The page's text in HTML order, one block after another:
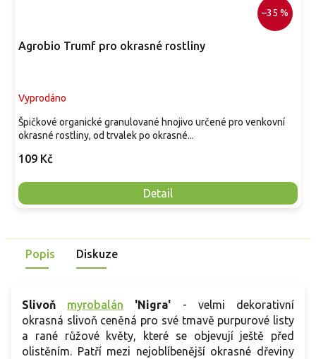
–35 %
Agrobio Trumf pro okrasné rostliny
Vyprodáno
109 Kč
Detail
Špičkové organické granulované hnojivo určené pro venkovní
okrasné rostliny, od trvalek po okrasné...
Popis Diskuze
Slivoň myrobalán 'Nigra' - velmi dekorativní
okrasná slivoň ceněná pro své tmavě purpurové listy
a rané růžové květy, které se objevují ještě před
olistěním. Patří mezi nejoblíbenější okrasné dřeviny